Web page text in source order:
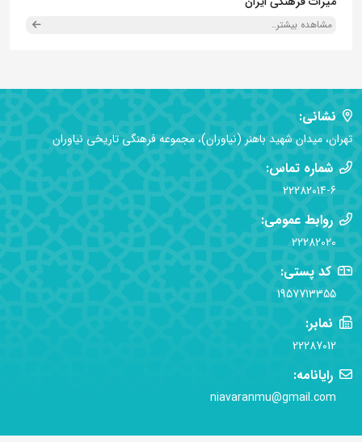
مشاهده بیشتر..
نشانی:
تهران، میدان شهید باهنر (نیاوران)، مجموعه فرهنگی تاریخی نیاوران
شماره تماس:
22282014-6
روابط عمومی:
22282020
کد پستی:
1957713355
نمابر:
22287012
رایانامه:
niavaranmu@gmail.com